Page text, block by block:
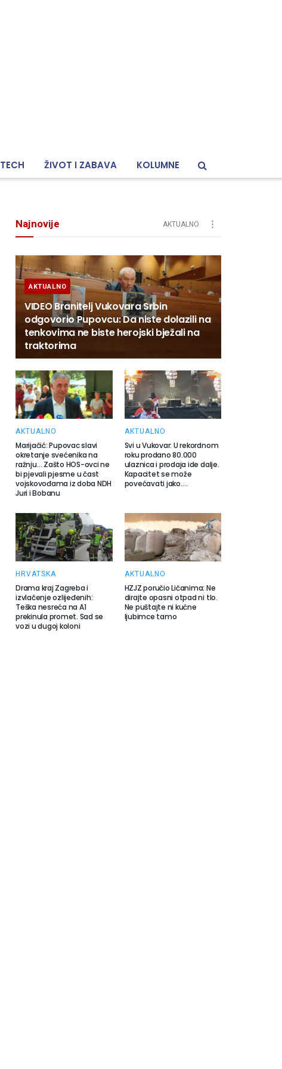
TECH ŽIVOT I ZABAVA KOLUMNE
Najnovije AKTUALNO
AKTUALNO
VIDEO Branitelj Vukovara Srbin
odgovorio Pupovcu: Da niste dolazili na
tenkovima ne biste herojski bježali na
traktorima
AKTUALNO
Marijačić: Pupovac slavi
okretanje svećenika na
ražnju… Zašto HOS-ovci ne
bi pjevali pjesme u čast
vojskovođama iz doba NDH
Juri i Bobanu
AKTUALNO
Svi u Vukovar: U rekordnom
roku prodano 80.000
ulaznica i prodaja ide dalje.
Kapacitet se može
povećavati jako….
HRVATSKA
Drama kraj Zagreba i
izvlačenje ozlijeđenih:
Teška nesreća na A1
prekinula promet. Sad se
vozi u dugoj koloni
AKTUALNO
HZJZ poručio Ličanima: Ne
dirajte opasni otpad ni tlo.
Ne puštajte ni kućne
ljubimce tamo